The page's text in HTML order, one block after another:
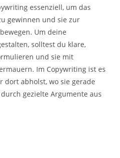
essenziell, um das
gewinnen und sie zur
Um deine
solltest du klare,
und sie mit
Im Copywriting ist es
dort abholst, wo sie gerade
gezielte Argumente aus